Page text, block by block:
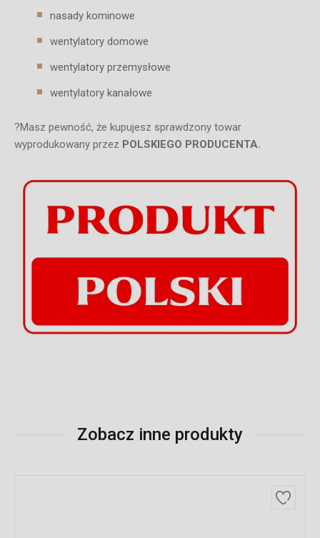
nasady kominowe
wentylatory domowe
wentylatory przemysłowe
wentylatory kanałowe
?Masz pewność, że kupujesz sprawdzony towar
wyprodukowany przez POLSKIEGO PRODUCENTA.
Zobacz inne produkty